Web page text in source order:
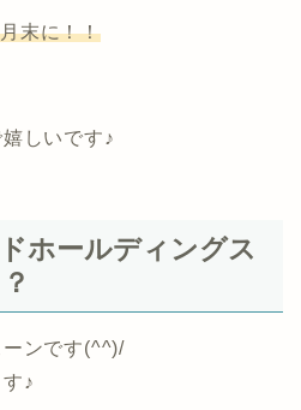
末に！！
しいです♪
ホールディングス
ンです(^^)/
♪